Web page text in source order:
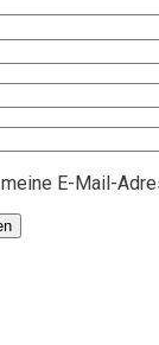
meine E-Mail-